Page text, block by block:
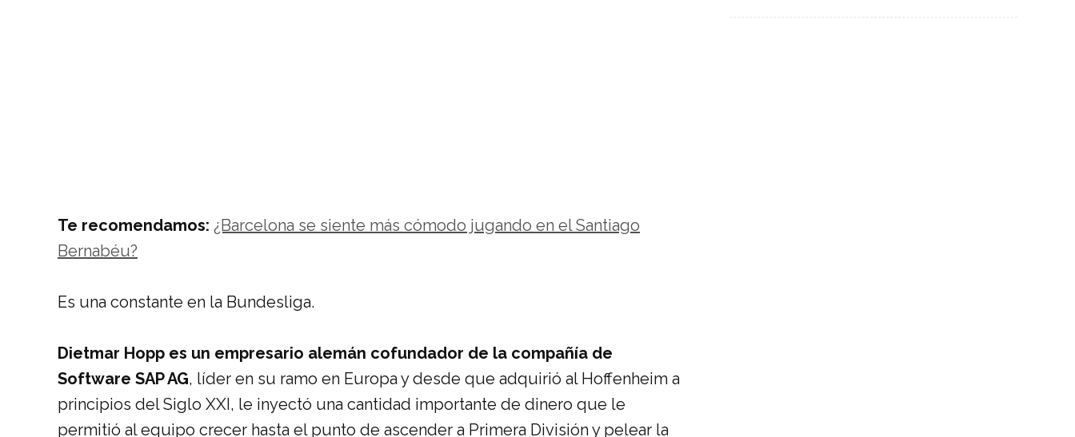
Te recomendamos: ¿Barcelona se siente más cómodo jugando en el Santiago
Bernabéu?
Es una constante en la Bundesliga.
Dietmar Hopp es un empresario alemán cofundador de la compañía de
Software SAP AG, líder en su ramo en Europa y desde que adquirió al Hoffenheim a
principios del Siglo XXI, le inyectó una cantidad importante de dinero que le
permitió al equipo crecer hasta el punto de ascender a Primera División y pelear la